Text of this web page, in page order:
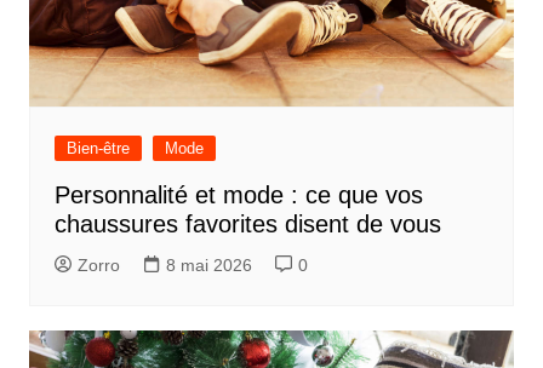
Bien-être Mode
Personnalité et mode : ce que vos
chaussures favorites disent de vous
Zorro 8 mai 2026 0